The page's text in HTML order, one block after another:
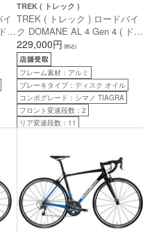
マ
TREK ( トレック )
TREK ( トレック ) ロードバイ
ク DOMANE AL 4 Gen 4 ( ドマ
ーネ AL 4 Gen 4 ) マット ダー
クスター ブラック 54 ( 身長目
安175cm前後 )
229,000円 (税込)
フレーム素材：アルミ
ブレーキタイプ：ディスク オイル
コンポグレード：シマノ TIAGRA
フロント変速段数：2
リア変速段数：11